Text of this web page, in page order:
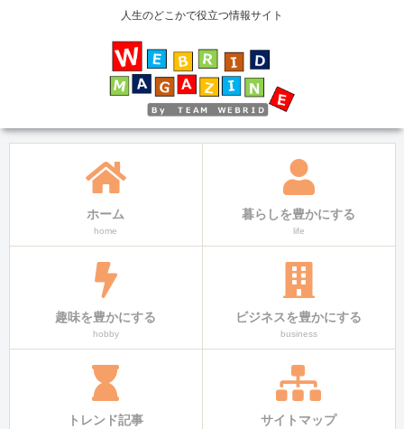
人生のどこかで役立つ情報サイト
ホーム
home
暮らしを豊かにする
life
趣味を豊かにする
hobby
ビジネスを豊かにする
business
トレンド記事 サイトマップ